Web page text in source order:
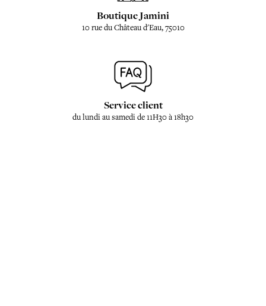
Boutique Jamini
10 rue du Château d'Eau, 75010
Service client
du lundi au samedi de 11H30 à 18h30